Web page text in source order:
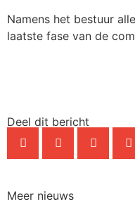
Namens het bestuur
laatste fase van de
Deel dit bericht
Meer nieuws